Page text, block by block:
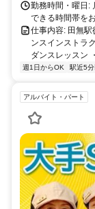
勤務時間・曜日:
できる時間帯を
仕事内容: 田無
ンスインストラ
ダンスレッスン
週1日からOK 駅近5分
アルバイト・パート